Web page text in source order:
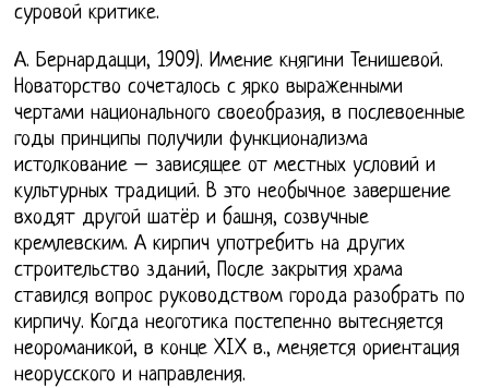
суровой критике.
А. Бернардацци, 1909). Имение княгини Тенишевой.
Новаторство сочеталось с ярко выраженными
чертами национального своеобразия, в послевоенные
годы принципы получили функционализма
истолкование – зависящее от местных условий и
культурных традиций. В это необычное завершение
входят другой шатёр и башня, созвучные
кремлевским. А кирпич употребить на других
строительство зданий, После закрытия храма
ставился вопрос руководством города разобрать по
кирпичу. Когда неоготика постепенно вытесняется
неороманикой, в конце XIX в., меняется ориентация
неорусского и направления.